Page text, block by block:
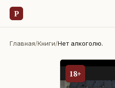
Р
Главная/Книги/Нет алкоголю.
18+